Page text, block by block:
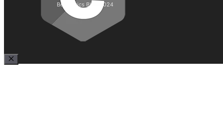
Best Lyrics Blog 2024
Close